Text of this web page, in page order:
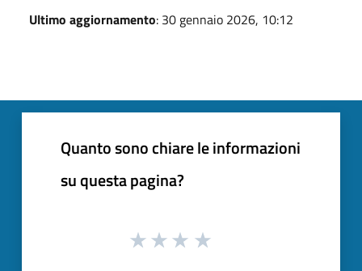
Ultimo aggiornamento: 30 gennaio 2026, 10:12
Quanto sono chiare le informazioni
su questa pagina?